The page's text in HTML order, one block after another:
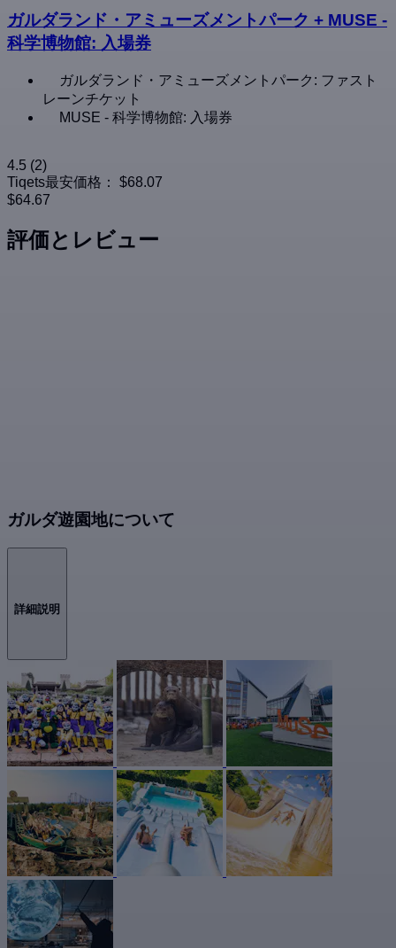
ガルダランド・アミューズメントパーク + MUSE -
科学博物館: 入場券
ガルダランド・アミューズメントパーク: ファスト
レーンチケット
MUSE - 科学博物館: 入場券
4.5 (2)
Tiqets最安価格：
$68.07
$64.67
評価とレビュー
ガルダ遊園地について
詳細説明